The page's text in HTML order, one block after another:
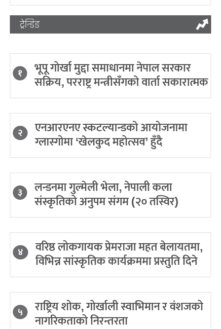
ट्रेन्डिङ
१ भूपू गोर्खा मुद्दा समाधानमा नेपाल सरकार
सक्रिय, परराष्ट्र मन्त्रीसँगको वार्ता सकारात्मक
२ एनआरएनए स्कटल्यान्डको आयोजनामा
ग्लास्गोमा ‘खेलकुद महोत्सव’ हुँदै
३ लन्डनमा गुल्मेली भेला, नेपाली कला
संस्कृतिको अनुपम संगम (२० तस्विर)
४ वरिष्ठ लोकगायक प्रेमराजा महत बेलायतमा,
विभिन्न सांस्कृतिक कार्यक्रममा प्रस्तुति दिने
५ राष्ट्रिय शोक, गोर्खाली स्वाभिमान र वंशजको
नागरिकताको निरन्तरता